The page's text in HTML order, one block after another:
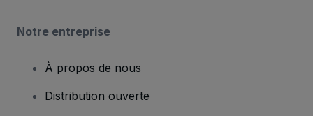
Notre entreprise
À propos de nous
Distribution ouverte